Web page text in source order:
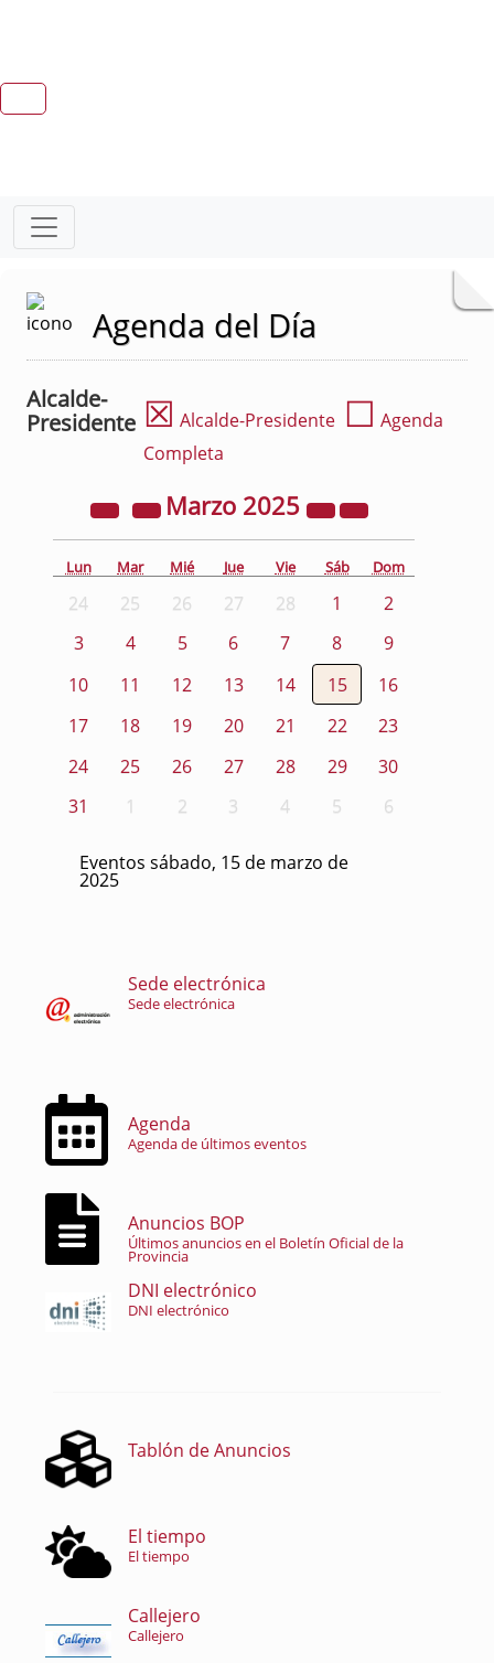
Agenda del Día
Alcalde-
Presidente ☒ Alcalde-Presidente ☐ Agenda
Completa
Marzo 2025
Lun Mar Mié Jue Vie Sáb Dom
24 25 26 27 28 1
2
3
4 5 6 7 8
9
10
11 12 13 14 15
16
17
18 19 20 21 22
23
24
25 26 27 28 29
30
31
1 2 3 4 5 6
Eventos sábado, 15 de marzo de
2025
Sede electrónica
Sede electrónica
Agenda
Agenda de últimos eventos
Anuncios BOP
Últimos anuncios en el Boletín Oficial de la
Provincia
DNI electrónico
DNI electrónico
Tablón de Anuncios
El tiempo
El tiempo
Callejero
Callejero